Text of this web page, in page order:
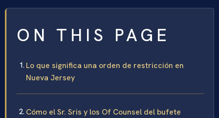
ON THIS PAGE
Lo que significa una orden de restricción en
Nueva Jersey
Cómo el Sr. Sris y los Of Counsel del bufete